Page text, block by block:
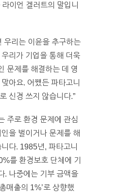
이언 겔러트의 말입니
우리는 이윤을 추구하는
리가 기업을 통해 더욱
문제를 해결하는 데 영
아요. 어쨌든 파타고니
신경 쓰지 않습니다.”
주로 환경 문제에 관심
을 벌이거나 문제를 해
다. 1985년, 파타고니
를 환경보호 단체에 기
. 나중에는 기부 금액을
매출의 1%’로 상향했